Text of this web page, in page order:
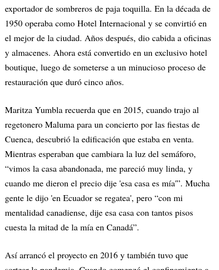
exportador de sombreros de paja toquilla. En la década de
1950 operaba como Hotel Internacional y se convirtió en
el mejor de la ciudad. Años después, dio cabida a oficinas
y almacenes. Ahora está convertido en un exclusivo hotel
boutique, luego de someterse a un minucioso proceso de
restauración que duró cinco años.
Maritza Yumbla recuerda que en 2015, cuando trajo al
regetonero Maluma para un concierto por las fiestas de
Cuenca, descubrió la edificación que estaba en venta.
Mientras esperaban que cambiara la luz del semáforo,
“vimos la casa abandonada, me pareció muy linda, y
cuando me dieron el precio dije 'esa casa es mía'”. Mucha
gente le dijo 'en Ecuador se regatea', pero “con mi
mentalidad canadiense, dije esa casa con tantos pisos
cuesta la mitad de la mía en Canadá”.
Así arrancó el proyecto en 2016 y también tuvo que